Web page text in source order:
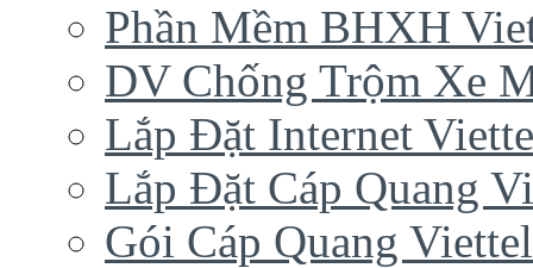
Phần Mềm BHXH
DV Chống Trộm Xe
Lắp Đặt Internet
Lắp Đặt Cáp Quang
Gói Cáp Quang